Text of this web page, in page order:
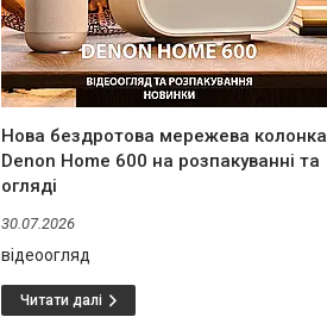
Нова бездротова мережева колонка
Denon Home 600 на розпакуванні та
огляді
30.07.2026
відеоогляд